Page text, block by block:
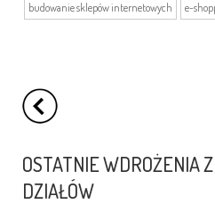
budowanie sklepów internetowych
e-
OSTATNIE WDROŻENIA
DZIAŁÓW